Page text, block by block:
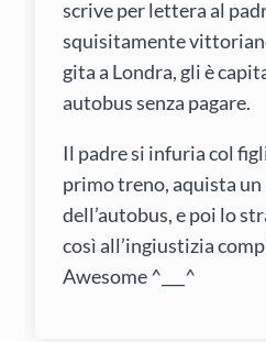
scrive per lettera al
squisitamente
gita a Londra, gli è
autobus senza pagare.
Il padre si infuria col
primo treno, aquista
dell’autobus, e poi lo
così all’ingiustizia
Awesome ^___^